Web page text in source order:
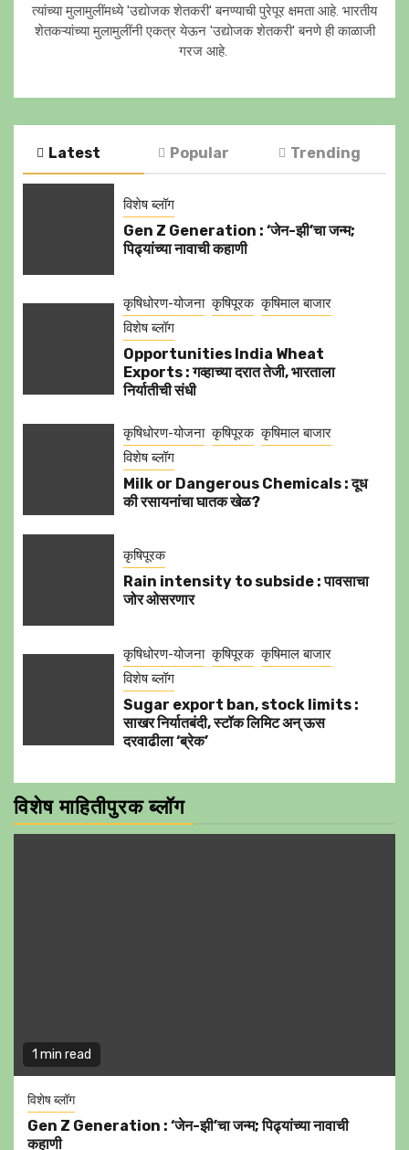
त्यांच्या मुलामुलींमध्ये 'उद्याेजक शेतकरी' बनण्याची पुरेपूर क्षमता आहे. भारतीय
शेतकऱ्यांच्या मुलामुलींनी एकत्र येऊन 'उद्याेजक शेतकरी' बनणे ही काळाजी
गरज आहे.
Latest Popular Trending
विशेष ब्लॉग
Gen Z Generation : ‘जेन-झी’चा जन्म;
पिढ्यांच्या नावाची कहाणी
कृषिधोरण-योजना कृषिपूरक कृषिमाल बाजार
विशेष ब्लॉग
Opportunities India Wheat
Exports : गव्हाच्या दरात तेजी, भारताला
निर्यातीची संधी
कृषिधोरण-योजना कृषिपूरक कृषिमाल बाजार
विशेष ब्लॉग
Milk or Dangerous Chemicals : दूध
की रसायनांचा घातक खेळ?
कृषिपूरक
Rain intensity to subside : पावसाचा
जोर ओसरणार
कृषिधोरण-योजना कृषिपूरक कृषिमाल बाजार
विशेष ब्लॉग
Sugar export ban, stock limits :
साखर निर्यातबंदी, स्टॉक लिमिट अन् ऊस
दरवाढीला ‘ब्रेक’
विशेष माहितीपुरक ब्लॉग
1 min read
विशेष ब्लॉग
Gen Z Generation : ‘जेन-झी’चा जन्म; पिढ्यांच्या नावाची
कहाणी